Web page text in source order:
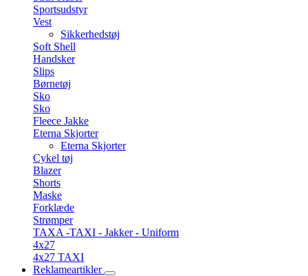
Sportsudstyr
Vest
Sikkerhedstøj
Soft Shell
Handsker
Slips
Børnetøj
Sko
Sko
Fleece Jakke
Eterna Skjorter
Eterna Skjorter
Cykel tøj
Blazer
Shorts
Maske
Forklæde
Strømper
TAXA -TAXI - Jakker - Uniform
4x27
4x27 TAXI
Reklameartikler